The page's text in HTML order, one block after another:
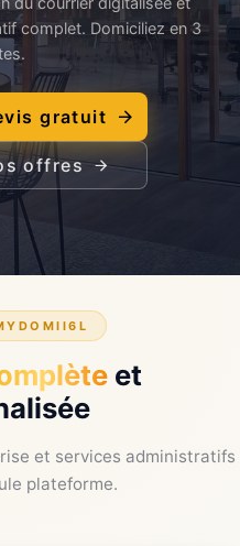
complet. Domiciliez en 3
gratuit
offres
et
et services administratifs
plateforme.